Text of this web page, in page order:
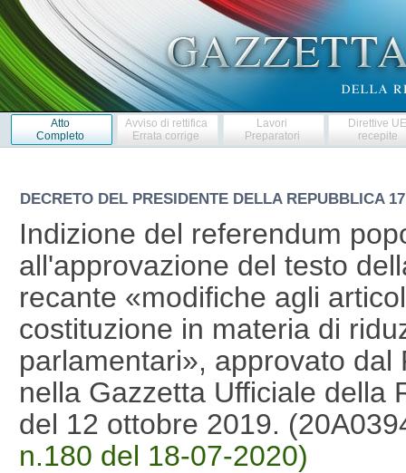
Atto
Completo
Avviso di rettifica
Errata corrige
Lavori
Preparatori
Direttive
recepite
DECRETO DEL PRESIDENTE DELLA REPUBBLICA
Indizione del referendum
all'approvazione del testo
recante «modifiche agli
costituzione in materia di
parlamentari», approvato
nella Gazzetta Ufficiale della
del 12 ottobre 2019.
n.180 del 18-07-2020)